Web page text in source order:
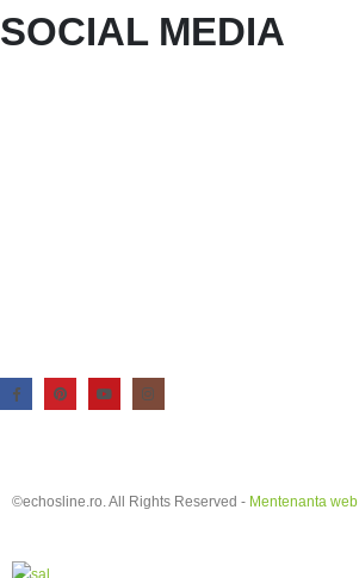
SOCIAL MEDIA
©echosline.ro. All Rights Reserved - Mentenanta web